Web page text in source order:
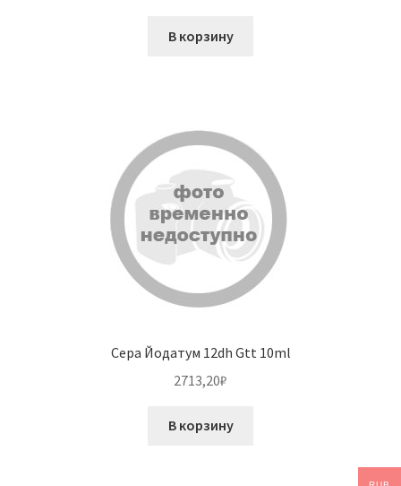
В корзину
Сера Йодатум 12dh Gtt 10ml
2713,20₽
В корзину